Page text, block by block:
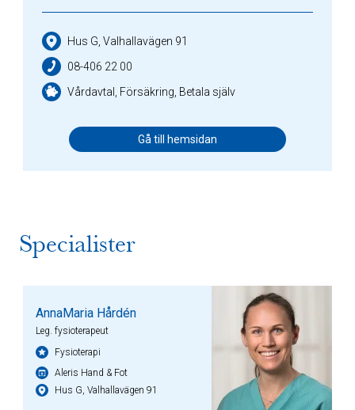
Hus G, Valhallavägen 91
08-406 22 00
Vårdavtal, Försäkring, Betala själv
Gå till hemsidan
Specialister
AnnaMaria Hårdén
Leg. fysioterapeut
Fysioterapi
Aleris Hand & Fot
Hus G, Valhallavägen 91